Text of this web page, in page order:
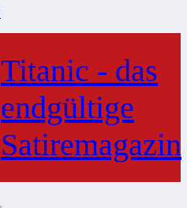
Titanic - das
endgültige
Satiremagazin